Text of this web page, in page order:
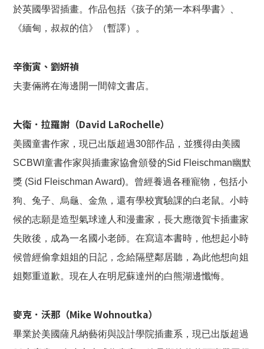
於英國學習插畫。作品包括《孩子的第一本科學書》、
《緬甸，叔叔的信》（暫譯）。
辛衡寅、劉妍禎
夫妻倆將在海邊開一間韓文書店。
大衛．拉羅謝（David LaRochelle）
美國童書作家，現已出版超過30部作品，並獲得由美國
SCBWI童書作家與插畫家協會頒發的Sid Fleischman幽默
獎 (Sid Fleischman Award)。曾經養過各種寵物，包括小
狗、兔子、烏龜、金魚，還有學校實驗課的白老鼠。小時
候的志願是造型氣球達人和漫畫家，長大應徵賀卡插畫家
失敗後，成為一名國小老師。在寫這本書時，他想起小時
候曾經偷拿姐姐的日記，念給隔壁鄰居聽，為此他想向姐
姐鄭重道歉。現在人在明尼蘇達州的白熊湖邊懺悔。
麥克．沃那（Mike Wohnoutka）
畢業於美國薩凡納藝術與設計學院插畫系，現已出版超過